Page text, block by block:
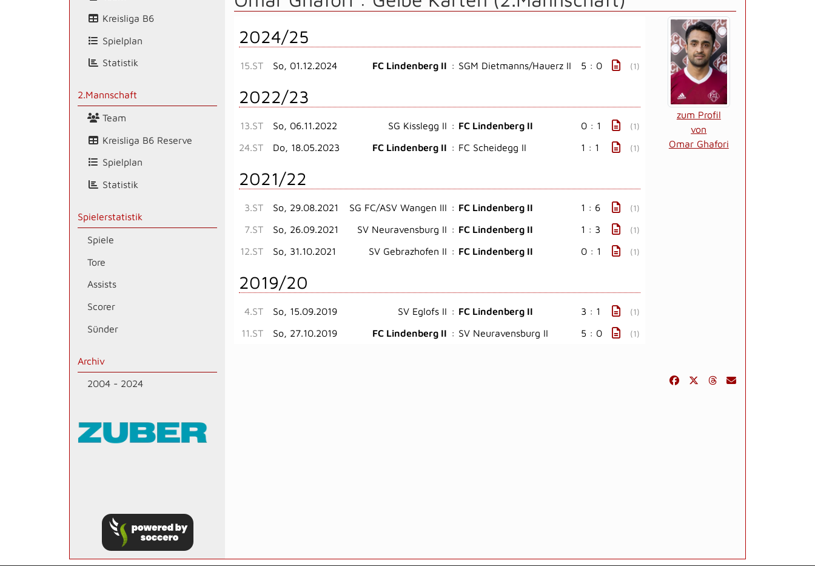
Kreisliga B6
Spielplan
Statistik
2.Mannschaft
Team
Kreisliga B6 Reserve
Spielplan
Statistik
Spielerstatistik
Spiele
Tore
Assists
Scorer
Sünder
Archiv
2004 - 2024
zum Profil
von
Omar Ghafori
2024/25
15.ST So, 01.12.2024 FC Lindenberg II : SGM Dietmanns/Hauerz II 5 : 0 (1)
2022/23
13.ST So, 06.11.2022 SG Kisslegg II : FC Lindenberg II 0 : 1 (1)
24.ST Do, 18.05.2023 FC Lindenberg II : FC Scheidegg II 1 : 1 (1)
2021/22
3.ST So, 29.08.2021 SG FC/ASV Wangen III : FC Lindenberg II 1 : 6 (1)
7.ST So, 26.09.2021 SV Neuravensburg II : FC Lindenberg II 1 : 3 (1)
12.ST So, 31.10.2021 SV Gebrazhofen II : FC Lindenberg II 0 : 1 (1)
2019/20
4.ST So, 15.09.2019 SV Eglofs II : FC Lindenberg II 3 : 1 (1)
11.ST So, 27.10.2019 FC Lindenberg II : SV Neuravensburg II 5 : 0 (1)